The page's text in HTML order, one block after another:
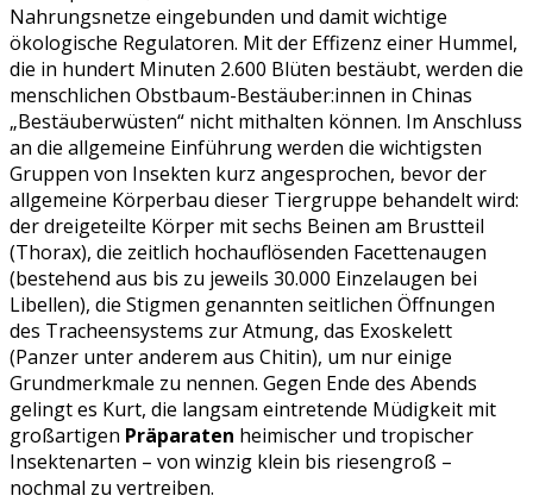
Nahrungsnetze eingebunden und damit wichtige
ökologische Regulatoren. Mit der Effizenz einer Hummel,
die in hundert Minuten 2.600 Blüten bestäubt, werden die
menschlichen Obstbaum-Bestäuber:innen in Chinas
„Bestäuberwüsten“ nicht mithalten können. Im Anschluss
an die allgemeine Einführung werden die wichtigsten
Gruppen von Insekten kurz angesprochen, bevor der
allgemeine Körperbau dieser Tiergruppe behandelt wird:
der dreigeteilte Körper mit sechs Beinen am Brustteil
(Thorax), die zeitlich hochauflösenden Facettenaugen
(bestehend aus bis zu jeweils 30.000 Einzelaugen bei
Libellen), die Stigmen genannten seitlichen Öffnungen
des Tracheensystems zur Atmung, das Exoskelett
(Panzer unter anderem aus Chitin), um nur einige
Grundmerkmale zu nennen. Gegen Ende des Abends
gelingt es Kurt, die langsam eintretende Müdigkeit mit
großartigen Präparaten heimischer und tropischer
Insektenarten – von winzig klein bis riesengroß –
nochmal zu vertreiben.